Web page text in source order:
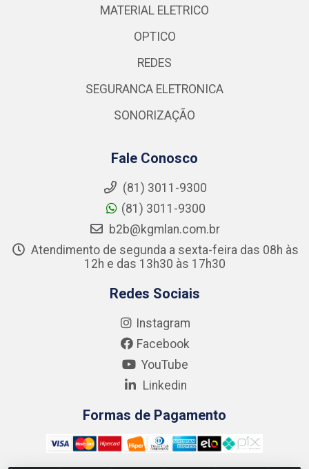
MATERIAL ELETRICO
OPTICO
REDES
SEGURANCA ELETRONICA
SONORIZAÇÃO
Fale Conosco
(81) 3011-9300
(81) 3011-9300
b2b@kgmlan.com.br
Atendimento de segunda a sexta-feira das 08h às
12h e das 13h30 às 17h30
Redes Sociais
Instagram
Facebook
YouTube
Linkedin
Formas de Pagamento